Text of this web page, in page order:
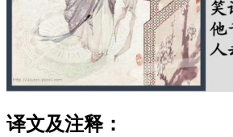
译文及注释：